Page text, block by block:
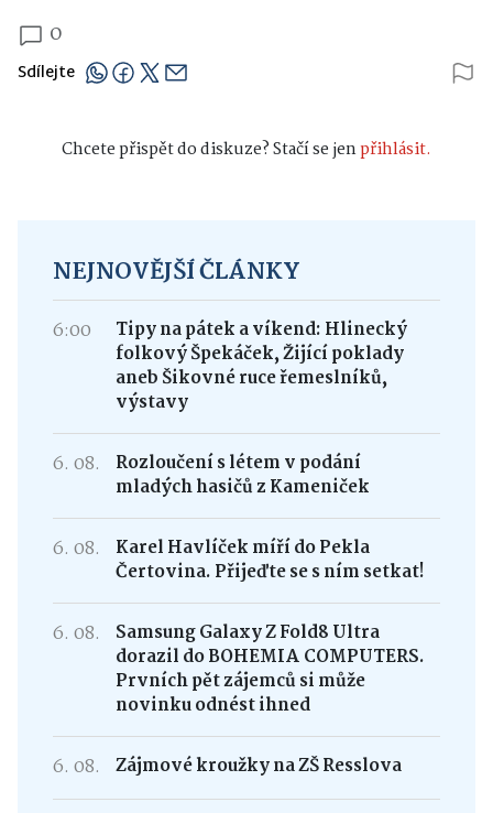
0
Sdílejte
Chcete přispět do diskuze? Stačí se jenpřihlásit.
NEJNOVĚJŠÍ ČLÁNKY
6:00
Tipy na pátek a víkend: Hlinecký
folkový Špekáček, Žijící poklady
aneb Šikovné ruce řemeslníků,
výstavy
6. 08.
Rozloučení s létem v podání
mladých hasičů z Kameniček
6. 08.
Karel Havlíček míří do Pekla
Čertovina. Přijeďte se s ním setkat!
6. 08.
Samsung Galaxy Z Fold8 Ultra
dorazil do BOHEMIA COMPUTERS.
Prvních pět zájemců si může
novinku odnést ihned
6. 08. Zájmové kroužky na ZŠ Resslova